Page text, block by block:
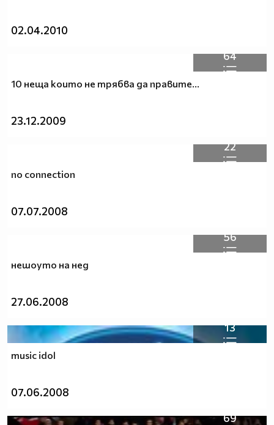
02.04.2010
64
10 неща които не трябва да правите...
23.12.2009
22
no connection
07.07.2008
56
нешоуто на нед
27.06.2008
13
music idol
07.06.2008
69